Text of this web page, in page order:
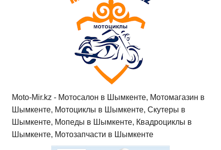
Moto-Mir.kz - Мотосалон в Шымкенте, Мотомагазин в
Шымкенте, Мотоциклы в Шымкенте, Скутеры в
Шымкенте, Мопеды в Шымкенте, Квадроциклы в
Шымкенте, Мотозапчасти в Шымкенте